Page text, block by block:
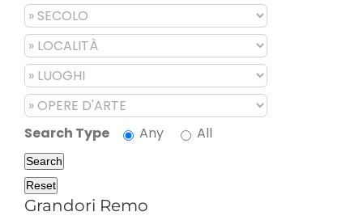
Search Type Any All
Search
Reset
Grandori Remo